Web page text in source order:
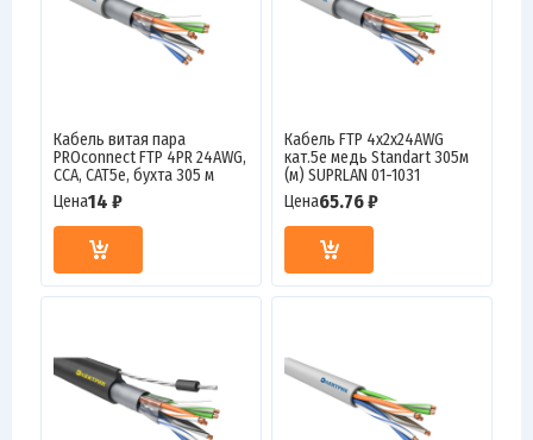
Кабель витая пара
PROconnect FTP 4PR 24AWG,
CCA, CAT5e, бухта 305 м
Цена14 ₽
Кабель FTP 4х2х24AWG
кат.5е медь Standart 305м
(м) SUPRLAN 01-1031
Цена65.76 ₽